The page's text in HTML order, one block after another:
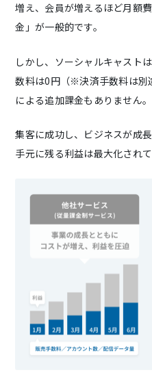
増え、会員が増えるほど月額
金」が一般的です。
しかし、ソーシャルキャスト
数料は0円（※決済手数料は別
による追加課金もありません。
集客に成功し、ビジネスが成
手元に残る利益は最大化されて